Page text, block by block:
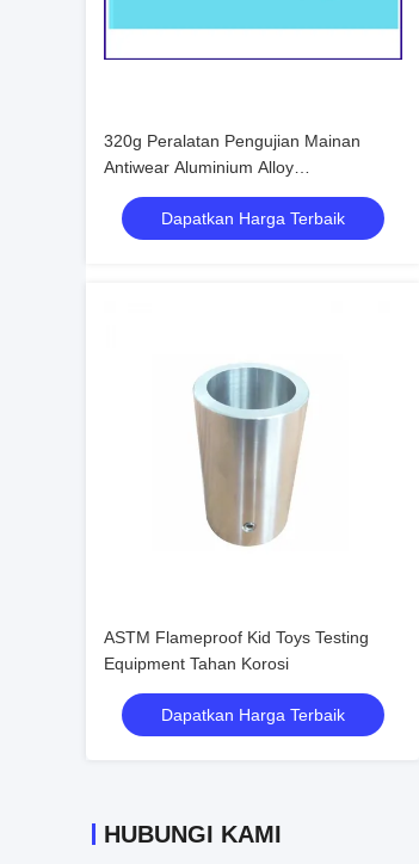
320g Peralatan Pengujian Mainan
Antiwear Aluminium Alloy
moistureproof
Dapatkan Harga Terbaik
ASTM Flameproof Kid Toys Testing
Equipment Tahan Korosi
Dapatkan Harga Terbaik
HUBUNGI KAMI